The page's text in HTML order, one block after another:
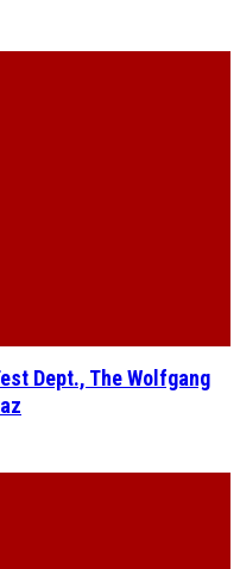
Dept., The Wolfgang